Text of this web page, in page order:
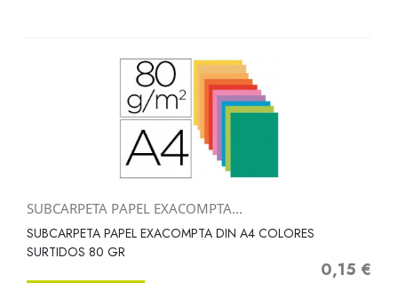
SUBCARPETA PAPEL EXACOMPTA...
SUBCARPETA PAPEL EXACOMPTA DIN A4 COLORES
SURTIDOS 80 GR
Precio
0,15 €